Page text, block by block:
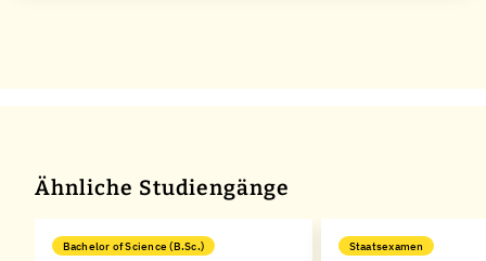
Ähnliche Studiengänge
Bachelor of Science (B.Sc.) Staatsexamen